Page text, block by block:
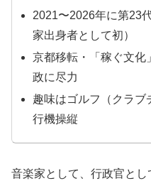
2021〜2026年に第23
家出身者として初）
京都移転・「稼ぐ文化
政に尽力
趣味はゴルフ（クラブ
行機操縦
音楽家として、行政官と